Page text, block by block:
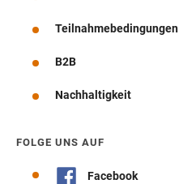
Teilnahmebedingungen
B2B
Nachhaltigkeit
FOLGE UNS AUF
Facebook